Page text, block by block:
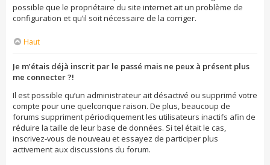
possible que le propriétaire du site internet ait un problème de
configuration et qu’il soit nécessaire de la corriger.
Haut
Je m’étais déjà inscrit par le passé mais ne peux à présent plus
me connecter ?!
Il est possible qu’un administrateur ait désactivé ou supprimé votre
compte pour une quelconque raison. De plus, beaucoup de
forums suppriment périodiquement les utilisateurs inactifs afin de
réduire la taille de leur base de données. Si tel était le cas,
inscrivez-vous de nouveau et essayez de participer plus
activement aux discussions du forum.